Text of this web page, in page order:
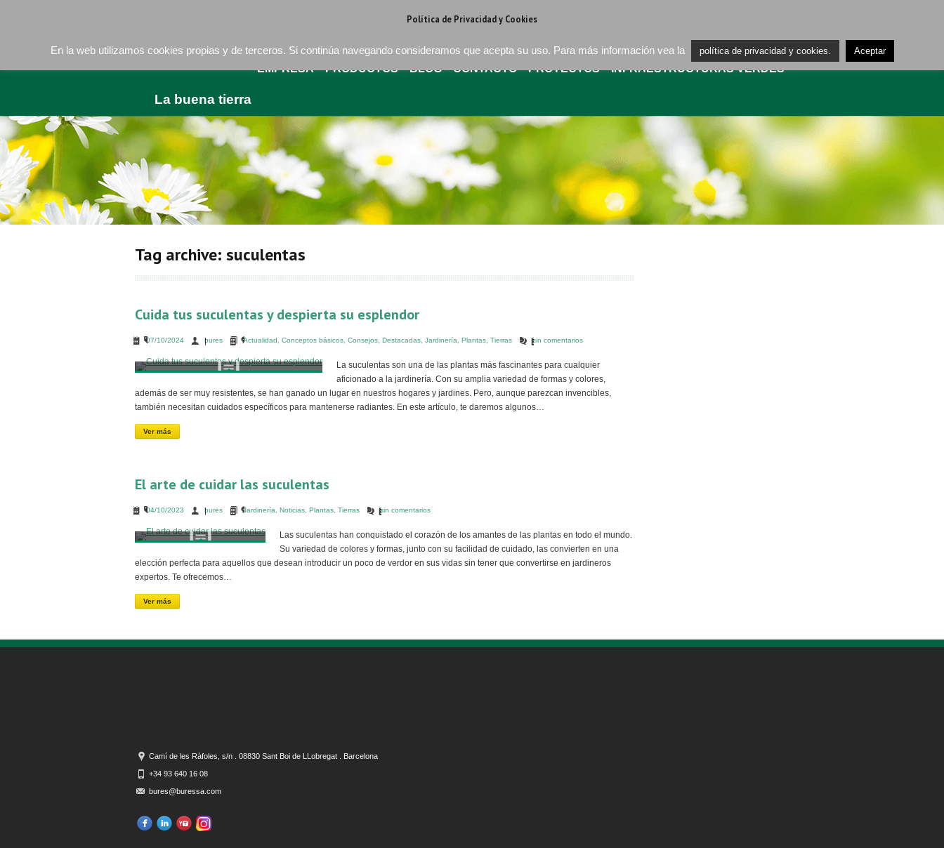
La buena tierra
EMPRESA PRODUCTOS BLOG CONTACTO PROYECTOS INFRAESTRUCTURAS VERDES
Tag archive: suculentas
Cuida tus suculentas y despierta su esplendor
07/10/2024 bures Actualidad Conceptos básicos Consejos Destacadas Jardinería Plantas Tierras sin comentarios
La suculentas son una de las plantas más fascinantes para cualquier
aficionado a la jardinería. Con su amplia variedad de formas y colores,
además de ser muy resistentes, se han ganado un lugar en nuestros hogares y jardines. Pero, aunque parezcan invencibles,
también necesitan cuidados específicos para mantenerse radiantes. En este artículo, te daremos algunos…
Ver más
El arte de cuidar las suculentas
04/10/2023 bures Jardinería Noticias Plantas Tierras sin comentarios
Las suculentas han conquistado el corazón de los amantes de las plantas en todo el mundo.
Su variedad de colores y formas, junto con su facilidad de cuidado, las convierten en una
elección perfecta para aquellos que desean introducir un poco de verdor en sus vidas sin tener que convertirse en jardineros
expertos. Te ofrecemos…
Ver más
Camí de les Ràfoles, s/n . 08830 Sant Boi de LLobregat . Barcelona
+34 93 640 16 08
bures@buressa.com
Política de Privacidad y Cookies
En la web utilizamos cookies propias y de terceros. Si continúa navegando consideramos que acepta su uso. Para más información vea la política de privacidad y cookies. Aceptar